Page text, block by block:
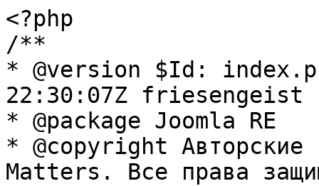
<?php
/**
* @version $Id:
22:30:07Z friesengeist
* @package Joomla RE
* @copyright Авторские
Matters. Все права